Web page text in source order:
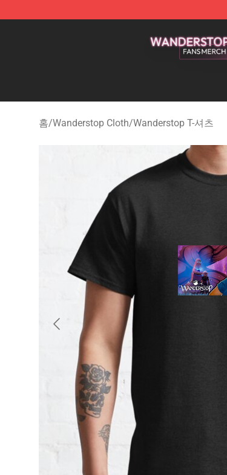
홈/Wanderstop Cloth/Wanderstop T-셔츠